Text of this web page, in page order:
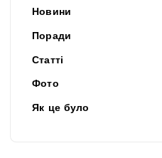
Новини
Поради
Статті
Фото
Як це було